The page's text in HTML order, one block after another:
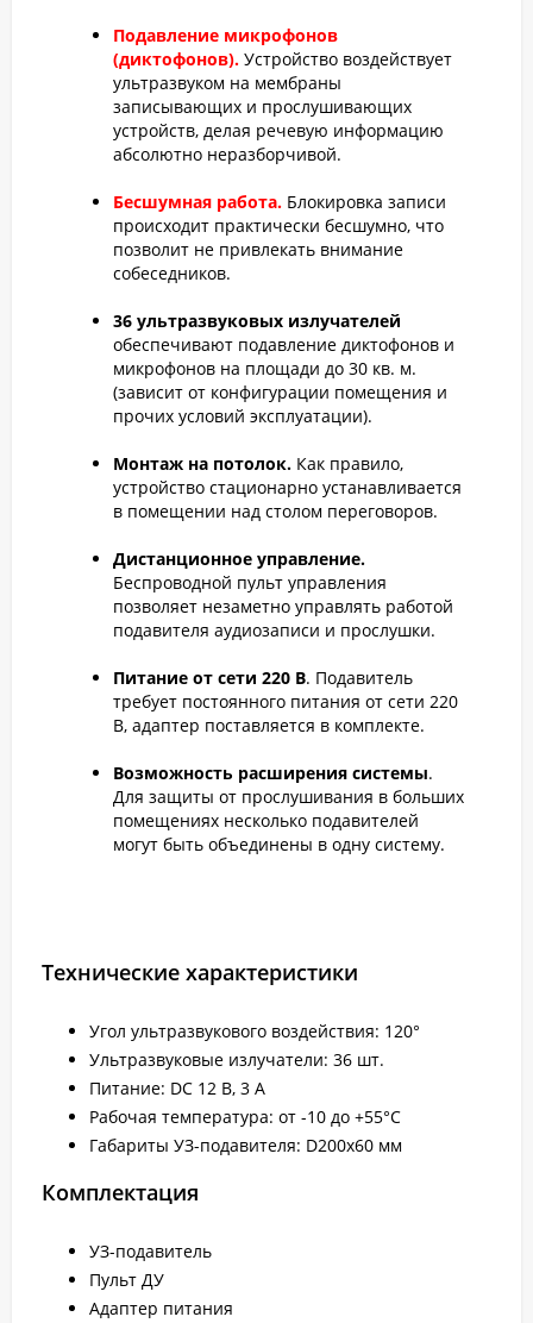
Подавление микрофонов
(диктофонов). Устройство воздействует
ультразвуком на мембраны
записывающих и прослушивающих
устройств, делая речевую информацию
абсолютно неразборчивой.
Бесшумная работа. Блокировка записи
происходит практически бесшумно, что
позволит не привлекать внимание
собеседников.
36 ультразвуковых излучателей
обеспечивают подавление диктофонов и
микрофонов на площади до 30 кв. м.
(зависит от конфигурации помещения и
прочих условий эксплуатации).
Монтаж на потолок. Как правило,
устройство стационарно устанавливается
в помещении над столом переговоров.
Дистанционное управление.
Беспроводной пульт управления
позволяет незаметно управлять работой
подавителя аудиозаписи и прослушки.
Питание от сети 220 В. Подавитель
требует постоянного питания от сети 220
В, адаптер поставляется в комплекте.
Возможность расширения системы.
Для защиты от прослушивания в больших
помещениях несколько подавителей
могут быть объединены в одну систему.
Технические характеристики
Угол ультразвукового воздействия: 120°
Ультразвуковые излучатели: 36 шт.
Питание: DC 12 В, 3 А
Рабочая температура: от -10 до +55°C
Габариты УЗ-подавителя: D200x60 мм
Комплектация
УЗ-подавитель
Пульт ДУ
Адаптер питания